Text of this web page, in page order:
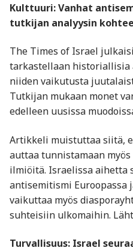
Kulttuuri: Vanhat
tutkijan analyysin
The Times of Israel
tarkastellaan
niiden vaikutusta
Tutkijan mukaan monet
edelleen uusissa
Artikkeli muistuttaa siitä,
auttaa tunnistamaan
ilmiöitä. Israelissa aihetta
antisemitismi Euroopassa
vaikuttaa myös
suhteisiin ulkomaihin.
Turvallisuus: Israel